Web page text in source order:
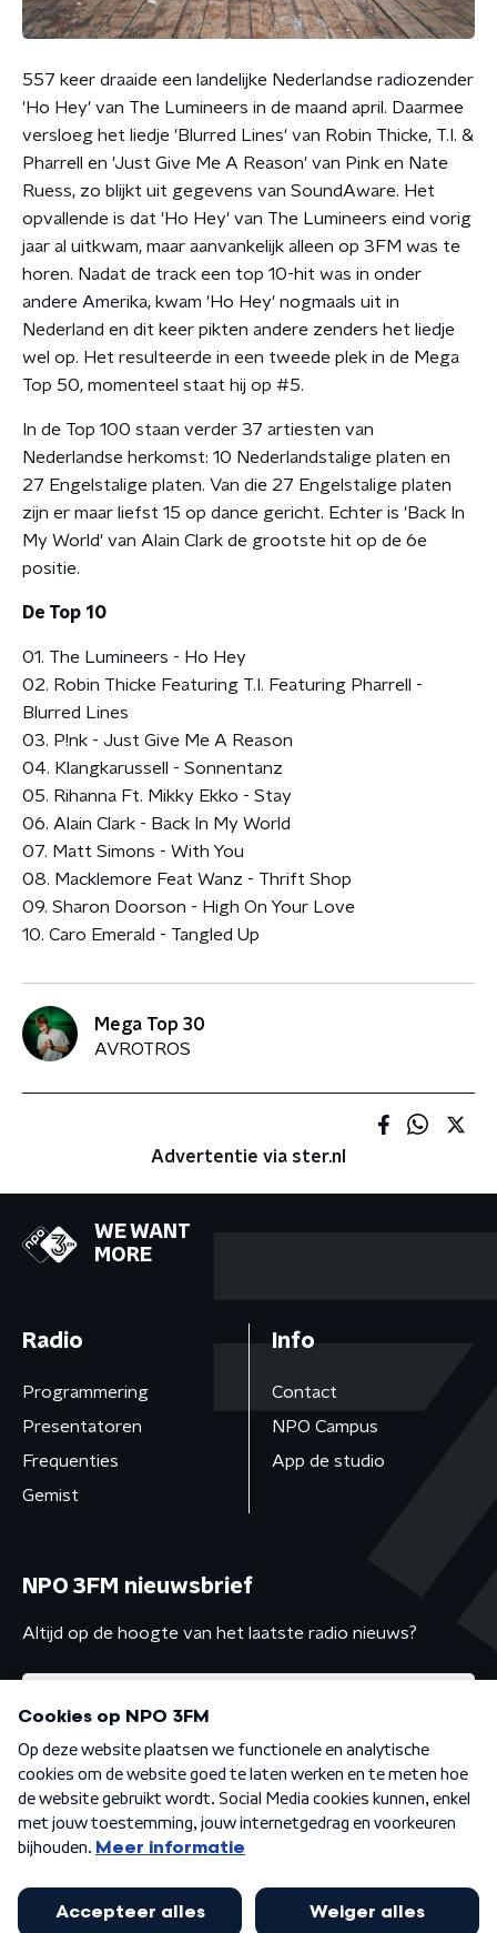
557 keer draaide een landelijke Nederlandse radiozender
'Ho Hey' van The Lumineers in de maand april. Daarmee
versloeg het liedje 'Blurred Lines' van Robin Thicke, T.I. &
Pharrell en 'Just Give Me A Reason' van Pink en Nate
Ruess, zo blijkt uit gegevens van SoundAware. Het
opvallende is dat 'Ho Hey' van The Lumineers eind vorig
jaar al uitkwam, maar aanvankelijk alleen op 3FM was te
horen. Nadat de track een top 10-hit was in onder
andere Amerika, kwam 'Ho Hey' nogmaals uit in
Nederland en dit keer pikten andere zenders het liedje
wel op. Het resulteerde in een tweede plek in de Mega
Top 50, momenteel staat hij op #5.
In de Top 100 staan verder 37 artiesten van
Nederlandse herkomst: 10 Nederlandstalige platen en
27 Engelstalige platen. Van die 27 Engelstalige platen
zijn er maar liefst 15 op dance gericht. Echter is 'Back In
My World' van Alain Clark de grootste hit op de 6e
positie.
De Top 10
01. The Lumineers - Ho Hey
02. Robin Thicke Featuring T.I. Featuring Pharrell -
Blurred Lines
03. P!nk - Just Give Me A Reason
04. Klangkarussell - Sonnentanz
05. Rihanna Ft. Mikky Ekko - Stay
06. Alain Clark - Back In My World
07. Matt Simons - With You
08. Macklemore Feat Wanz - Thrift Shop
09. Sharon Doorson - High On Your Love
10. Caro Emerald - Tangled Up
Mega Top 30
AVROTROS
Advertentie via ster.nl
WE WANT
MORE
Radio
Programmering
Presentatoren
Frequenties
Gemist
Info
Contact
NPO Campus
App de studio
NPO 3FM nieuwsbrief
Altijd op de hoogte van het laatste radio nieuws?
Algemene voorwaarden Privacybeleid